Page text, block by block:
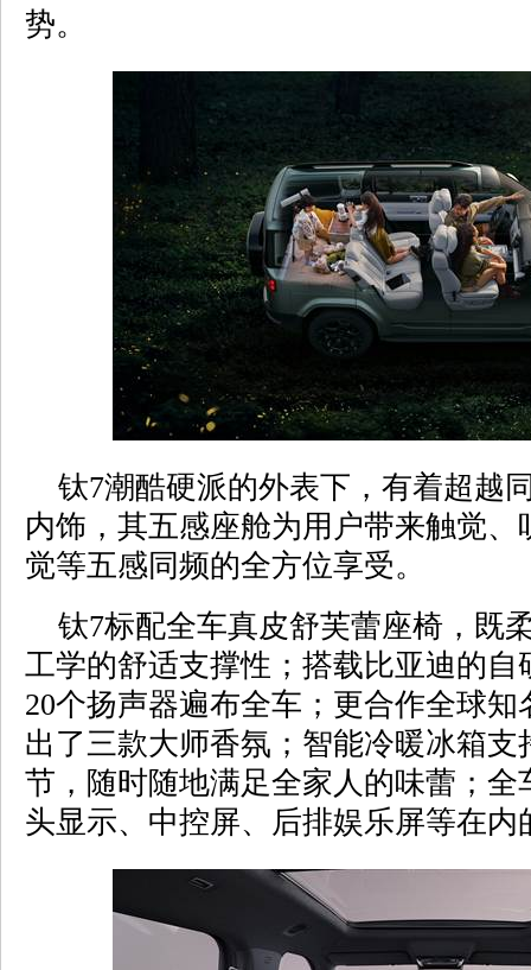
势。
钛7潮酷硬派的外表下，有着超越
内饰，其五感座舱为用户带来触觉
觉等五感同频的全方位享受。
钛7标配全车真皮舒芙蕾座椅，既
工学的舒适支撑性；搭载比亚迪的
20个扬声器遍布全车；更合作全球
出了三款大师香氛；智能冷暖冰箱
节，随时随地满足全家人的味蕾；
头显示、中控屏、后排娱乐屏等在内